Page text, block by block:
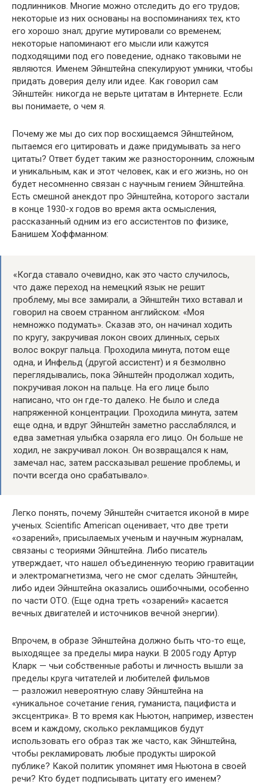
подлинников. Многие можно отследить до его трудов;
некоторые из них основаны на воспоминаниях тех, кто
его хорошо знал; другие мутировали со временем;
некоторые напоминают его мысли или кажутся
подходящими под его поведение, однако таковыми не
являются. Именем Эйнштейна спекулируют умники, чтобы
придать доверия делу или идее. Как говорил сам
Эйнштейн: никогда не верьте цитатам в Интернете. Если
вы понимаете, о чем я.
Почему же мы до сих пор восхищаемся Эйнштейном,
пытаемся его цитировать и даже придумывать за него
цитаты? Ответ будет таким же разносторонним, сложным
и уникальным, как и этот человек, как и его жизнь, но он
будет несомненно связан с научным гением Эйнштейна.
Есть смешной анекдот про Эйнштейна, которого застали
в конце 1930-х годов во время акта осмысления,
рассказанный одним из его ассистентов по физике,
Банишем Хоффманном:
«Когда ставало очевидно, как это часто случилось,
что даже переход на немецкий язык не решит
проблему, мы все замирали, а Эйнштейн тихо вставал и
говорил на своем странном английском: «Моя
немножко подумать». Сказав это, он начинал ходить
по кругу, закручивая локон своих длинных, серых
волос вокруг пальца. Проходила минута, потом еще
одна, и Инфельд (другой ассистент) и я безмолвно
переглядывались, пока Эйнштейн продолжал ходить,
покручивая локон на пальце. На его лице было
написано, что он где-то далеко. Не было и следа
напряженной концентрации. Проходила минута, затем
еще одна, и вдруг Эйнштейн заметно расслаблялся, и
едва заметная улыбка озаряла его лицо. Он больше не
ходил, не закручивал локон. Он возвращался к нам,
замечал нас, затем рассказывал решение проблемы, и
почти всегда оно срабатывало».
Легко понять, почему Эйнштейн считается иконой в мире
ученых. Scientific American оценивает, что две трети
«озарений», присылаемых ученым и научным журналам,
связаны с теориями Эйнштейна. Либо писатель
утверждает, что нашел объединенную теорию гравитации
и электромагнетизма, чего не смог сделать Эйнштейн,
либо идеи Эйнштейна оказались ошибочными, особенно
по части ОТО. (Еще одна треть «озарений» касается
вечных двигателей и источников вечной энергии).
Впрочем, в образе Эйнштейна должно быть что-то еще,
выходящее за пределы мира науки. В 2005 году Артур
Кларк — чьи собственные работы и личность вышли за
пределы круга читателей и любителей фильмов
— разложил невероятную славу Эйнштейна на
«уникальное сочетание гения, гуманиста, пацифиста и
эксцентрика». В то время как Ньютон, например, известен
всем и каждому, сколько рекламщиков будут
использовать его образ так же часто, как Эйнштейна,
чтобы рекламировать любые продукты широкой
публике? Какой политик упомянет имя Ньютона в своей
речи? Кто будет подписывать цитату его именем?